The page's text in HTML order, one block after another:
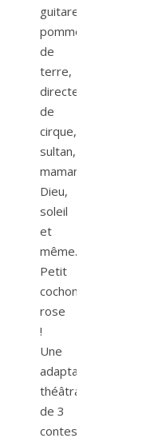
guitare,
pomme
de
terre,
directeur
de
cirque,
sultan,
maman
Dieu,
soleil
et
même…
Petit
cochon
rose
!
Une
adaptation
théâtrale
de 3
contes